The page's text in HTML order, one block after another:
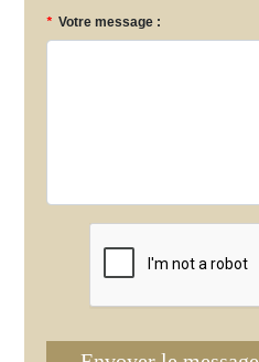
* Votre message :